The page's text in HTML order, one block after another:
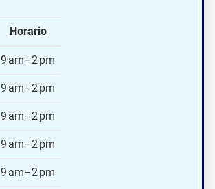
Horario
9 am–2 pm
9 am–2 pm
9 am–2 pm
9 am–2 pm
9 am–2 pm